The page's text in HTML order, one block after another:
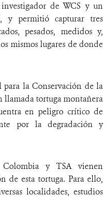
de WCS y un
y permitió capturar tres
pesados, medidos y,
mismos lugares de donde
la Conservación de la
llamada tortuga montañera
en peligro crítico de
por la degradación y
y TSA vienen
de esta tortuga. Para ello,
localidades, estudios